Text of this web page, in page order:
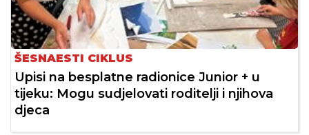
ŠESNAESTI CIKLUS
Upisi na besplatne radionice Junior + u
tijeku: Mogu sudjelovati roditelji i njihova
djeca